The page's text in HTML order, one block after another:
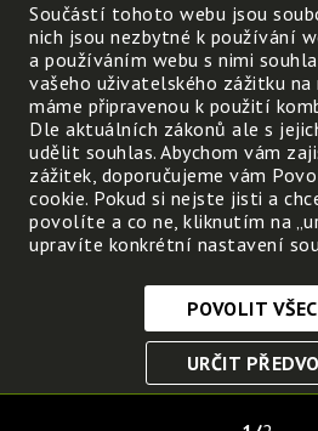
teploty jsou ve
případech
teplotní změny
dlouhý čas,
minut.
Úkoly:
nich je bílý,
Ve které šálku
rychleji ochladí?
Součástí tohoto webu jsou
nich jsou nezbytné k používání
a používáním webu s nimi
vašeho uživatelského zážitku na
máme připravenou k použití
Dle aktuálních zákonů ale s
udělit souhlas. Abychom vám
zážitek, doporučujeme vám
cookie. Pokud si nejste jisti a
povolíte a co ne, kliknutím na
upravíte konkrétní nastavení
Nezbytně nutné cookies
Tyto soubory cookie jsou
POVOLIT
URČIT